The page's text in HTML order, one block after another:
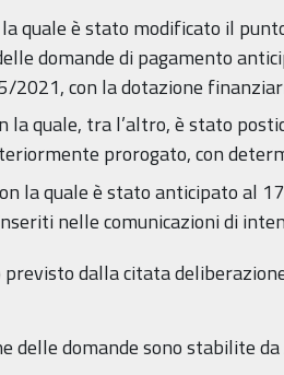
quale è stato modificato il
domande di pagamento
2021, con la dotazione
la quale, tra l’altro, è stato
prorogato, con
la quale è stato anticipato al
nelle comunicazioni di
previsto dalla citata
delle domande sono stabilite